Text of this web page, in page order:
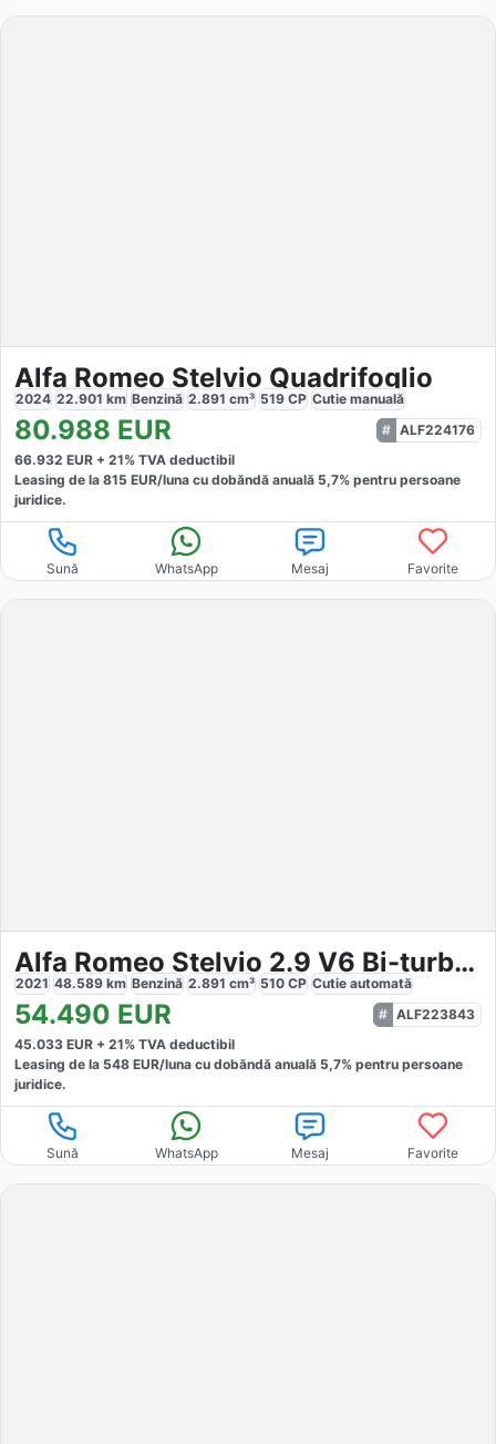
Alfa Romeo Stelvio Quadrifoglio
2024 22.901 km Benzină 2.891 cm³ 519 CP Cutie manuală
80.988 EUR
ALF224176
66.932 EUR + 21% TVA deductibil
Leasing de la 815 EUR/luna cu dobăndă anuală 5,7% pentru persoane
juridice.
Sună WhatsApp Mesaj Favorite
Alfa Romeo Stelvio 2.9 V6 Bi-turbo Q4
2021 48.589 km Benzină 2.891 cm³ 510 CP Cutie automată
54.490 EUR
ALF223843
45.033 EUR + 21% TVA deductibil
Leasing de la 548 EUR/luna cu dobăndă anuală 5,7% pentru persoane
juridice.
Sună WhatsApp Mesaj Favorite